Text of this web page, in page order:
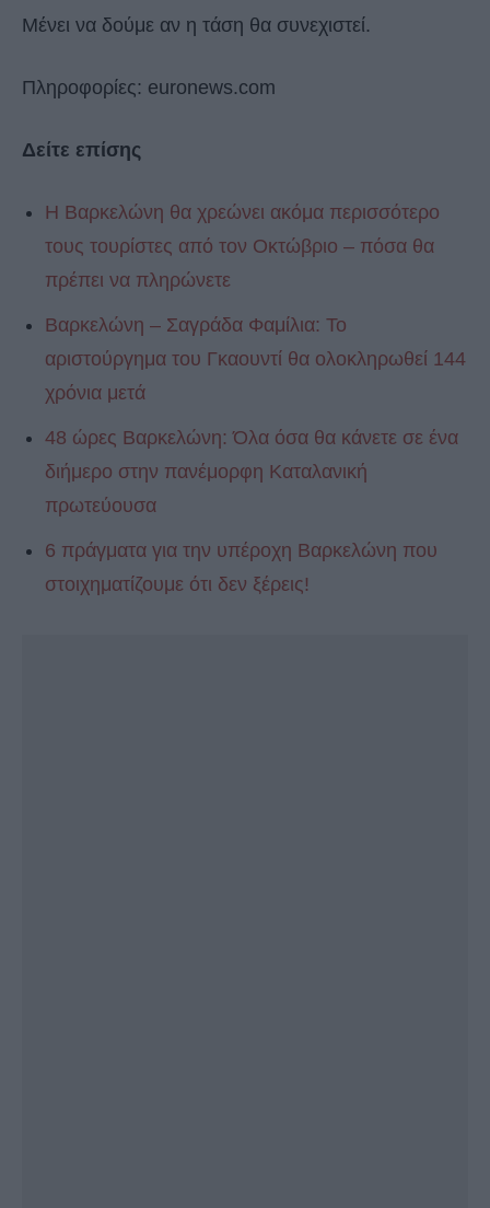
Μένει να δούμε αν η τάση θα συνεχιστεί.
Πληροφορίες: euronews.com
Δείτε επίσης
Η Βαρκελώνη θα χρεώνει ακόμα περισσότερο
τους τουρίστες από τον Οκτώβριο – πόσα θα
πρέπει να πληρώνετε
Βαρκελώνη – Σαγράδα Φαμίλια: Το
αριστούργημα του Γκαουντί θα ολοκληρωθεί 144
χρόνια μετά
48 ώρες Βαρκελώνη: Όλα όσα θα κάνετε σε ένα
διήμερο στην πανέμορφη Καταλανική
πρωτεύουσα
6 πράγματα για την υπέροχη Βαρκελώνη που
στοιχηματίζουμε ότι δεν ξέρεις!